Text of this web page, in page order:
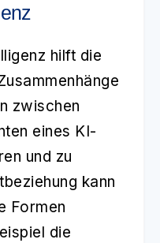
hilft die
zwischen
eines KI-
und zu
kann
Formen
die